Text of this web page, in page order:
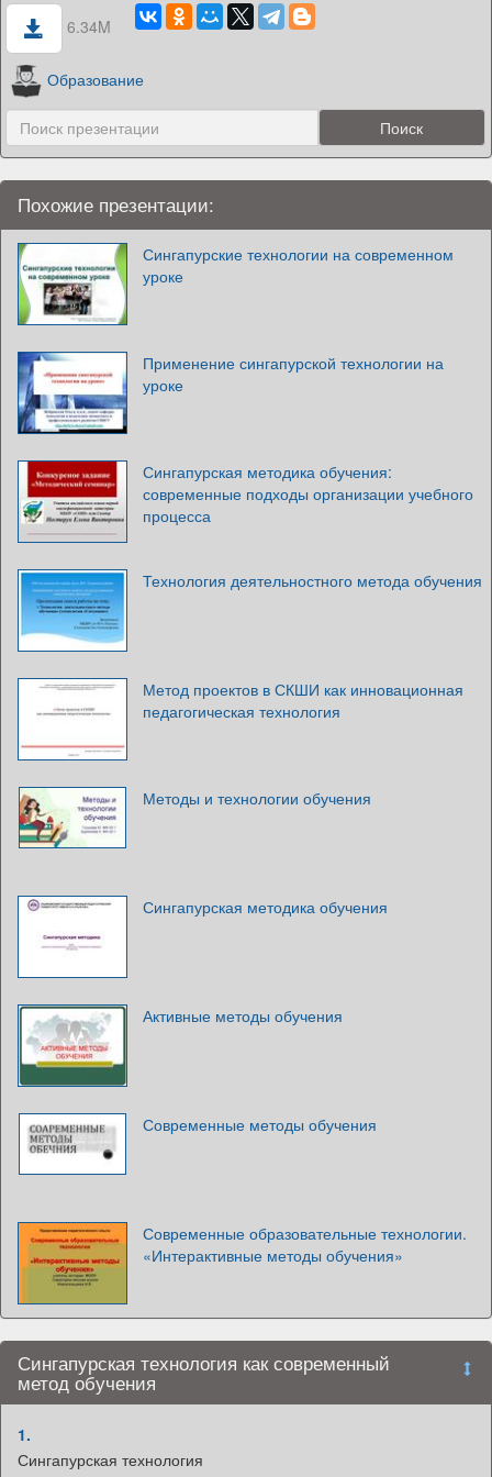
6.34M
Образование
Похожие презентации:
Сингапурские технологии на современном
уроке
Применение сингапурской технологии на
уроке
Сингапурская методика обучения:
современные подходы организации учебного
процесса
Технология деятельностного метода обучения
Метод проектов в СКШИ как инновационная
педагогическая технология
Методы и технологии обучения
Сингапурская методика обучения
Активные методы обучения
Современные методы обучения
Современные образовательные технологии.
«Интерактивные методы обучения»
Сингапурская технология как современный
метод обучения
1.
Сингапурская технология